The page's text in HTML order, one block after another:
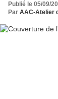
Publié le 05/09/
Par AAC-Atelier